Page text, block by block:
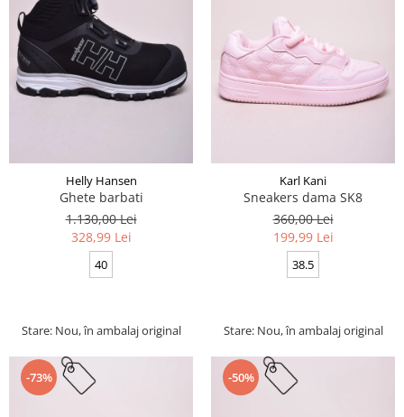
Helly Hansen
Ghete barbati
1.130,00 Lei
328,99 Lei
40
Stare: Nou, în ambalaj original
Karl Kani
Sneakers dama SK8
360,00 Lei
199,99 Lei
38.5
Stare: Nou, în ambalaj original
-73% -50%